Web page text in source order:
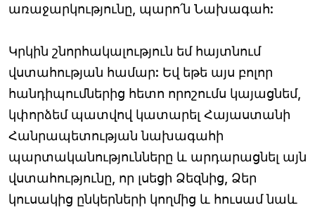
առաջարկությունը, պարո՛ն Նախագահ:
Կրկին շնորհակալություն եմ հայտնում
վստահության համար: Եվ եթե այս բոլոր
հանդիպումներից հետո որոշումս կայացնեմ,
կփորձեմ պատվով կատարել Հայաստանի
Հանրապետության նախագահի
պարտականությունները և արդարացնել այն
վստահությունը, որ լսեցի Ձեզնից, Ձեր
կուսակից ընկերների կողմից և հուսամ նաև